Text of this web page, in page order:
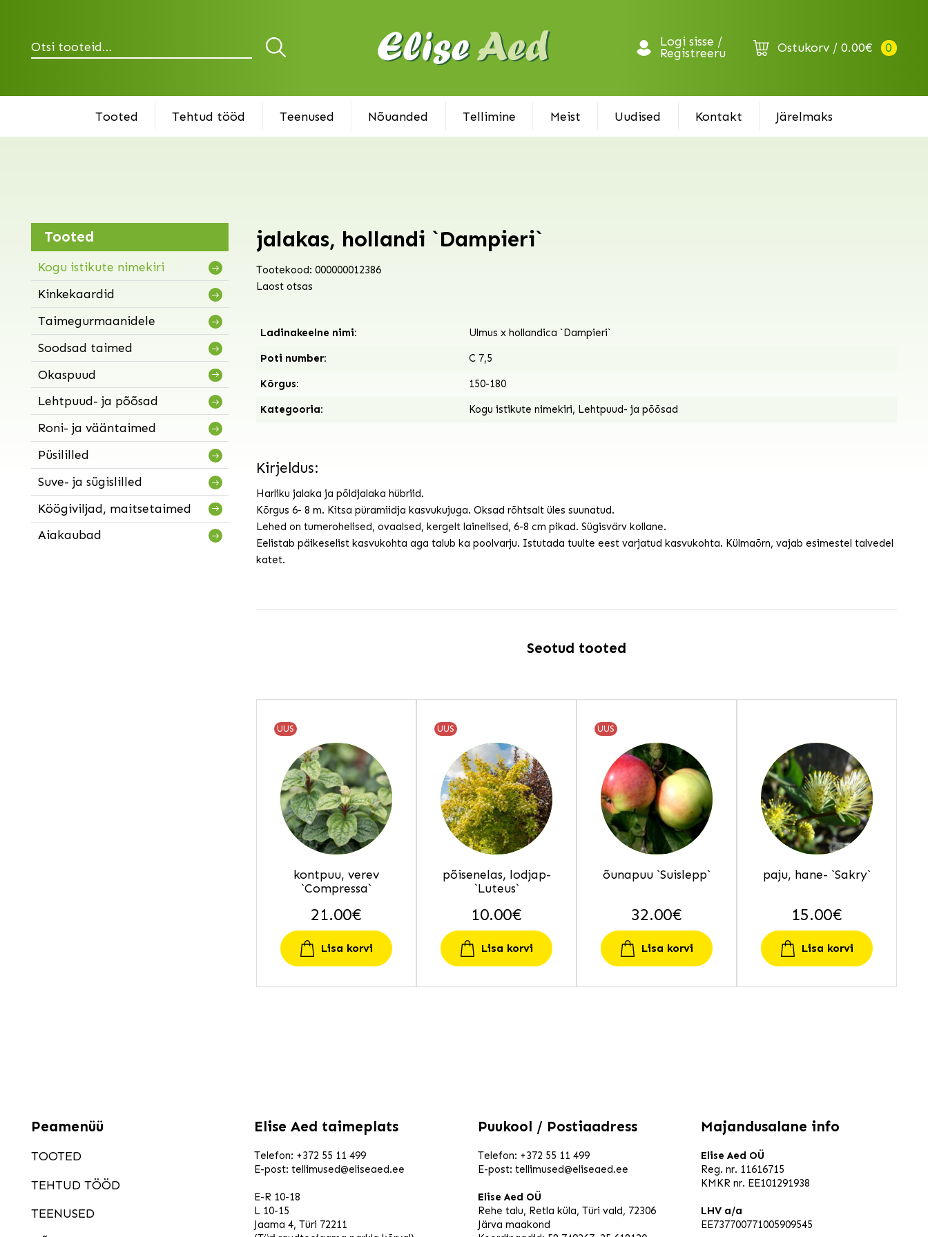
Otsi Logi sisse /
Registreeru Ostukorv 0.00€ 0
Tooted Tehtud tööd Teenused Nõuanded Tellimine Meist Uudised Kontakt Järelmaks
Tooted
Kogu istikute nimekiri
Kinkekaardid
Taimegurmaanidele
Soodsad taimed
Okaspuud
Lehtpuud- ja põõsad
Roni- ja vääntaimed
Püsililled
Suve- ja sügislilled
Köögiviljad, maitsetaimed
Aiakaubad
jalakas, hollandi `Dampieri`
Tootekood: 000000012386
Laost otsas
Ladinakeelne nimi: Ulmus x hollandica `Dampieri`
Poti number: C 7,5
Kõrgus: 150-180
Kategooria: Kogu istikute nimekiri, Lehtpuud- ja põõsad
Kirjeldus:
Harliku jalaka ja põldjalaka hübriid.
Kõrgus 6- 8 m. Kitsa püramiidja kasvukujuga. Oksad rõhtsalt üles suunatud.
Lehed on tumerohelised, ovaalsed, kergelt lainelised, 6-8 cm pikad. Sügisvärv kollane.
Eelistab päikeselist kasvukohta aga talub ka poolvarju. Istutada tuulte eest varjatud kasvukohta. Külmaõrn, vajab esimestel talvedel
katet.
Seotud tooted
UUS
kontpuu, verev
`Compressa`
21.00€
Lisa korvi
UUS
põisenelas, lodjap-
`Luteus`
10.00€
Lisa korvi
UUS
õunapuu `Suislepp`
32.00€
Lisa korvi
paju, hane- `Sakry`
15.00€
Lisa korvi
Peamenüü
TOOTED
TEHTUD TÖÖD
TEENUSED
Elise Aed taimeplats
Telefon: +372 55 11 499
E-post:tellimused@eliseaed.ee
E-R 10-18
L 10-15
Jaama 4, Türi 72211
Puukool / Postiaadress
Telefon: +372 55 11 499
E-post: tellimused@eliseaed.ee
Elise Aed OÜ
Rehe talu, Retla küla, Türi vald, 72306
Järva maakond
Majandusalane info
Elise Aed OÜ
Reg. nr. 11616715
KMKR nr. EE101291938
LHV a/a
EE737700771005909545